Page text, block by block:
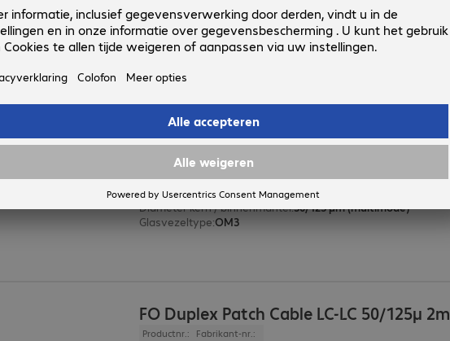
Glasvezeltype:OM3
FO Duplex Patch Cable LC-LC 50/125µ 1m
Productnr.:
959918
Fabrikant-nr.:
A50FBLCLC1
Uitvoering: Europa
Aansluitingen:LC | LC
Kabellengte:1 m
Diameter kern / binnenmantel:50/125 µm (multimode)
Glasvezeltype:OM3
FO Duplex Patch Cable LC-LC 50/125µ 2m
Productnr.:
Fabrikant-nr.: